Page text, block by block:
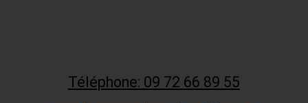
Téléphone: 09 72 66 89 55